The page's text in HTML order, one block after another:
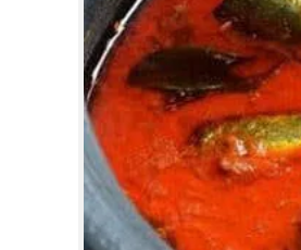
LIFESTYLE
SPIRITUAL